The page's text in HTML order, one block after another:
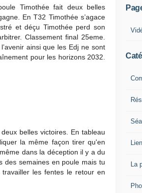
Timothée fait deux belles
En T32 Timothée s’agace
et déçu Timothée perd son
Classement final 25eme.
ainsi que les Edj ne sont
pour les horizons 2032.
belles victoires. En tableau
la même façon tirer qu'en
dans la déception il y a du
des semaines en poule mais tu
les fentes le retour en
La